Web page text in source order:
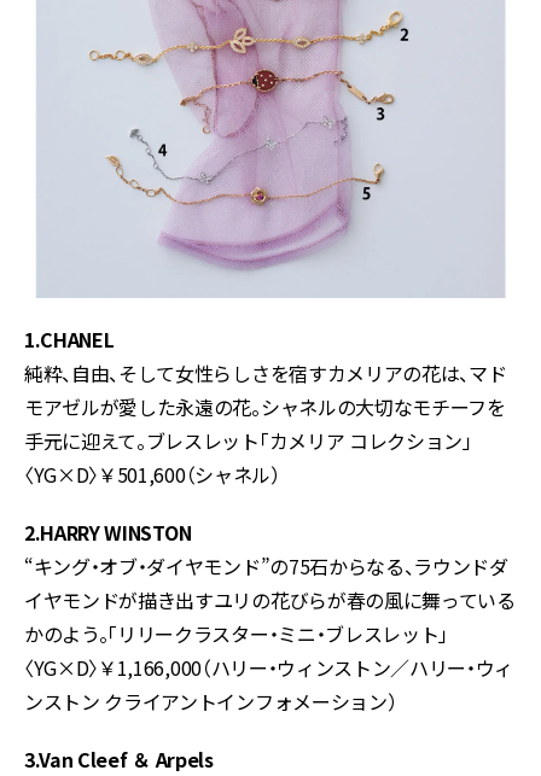
1.CHANEL
純粋、自由、そして女性らしさを宿すカメリアの花は、マド
モアゼルが愛した永遠の花。シャネルの大切なモチーフを
手元に迎えて。ブレスレット「カメリア コレクション」
〈YG×D〉￥501,600（シャネル）
2.HARRY WINSTON
“キング・オブ・ダイヤモンド”の75石からなる、ラウンドダ
イヤモンドが描き出すユリの花びらが春の風に舞っている
かのよう。「リリークラスター・ミニ・ブレスレット」
〈YG×D〉￥1,166,000（ハリー・ウィンストン／ハリー・ウィ
ンストン クライアントインフォメーション）
3.Van Cleef ＆ Arpels